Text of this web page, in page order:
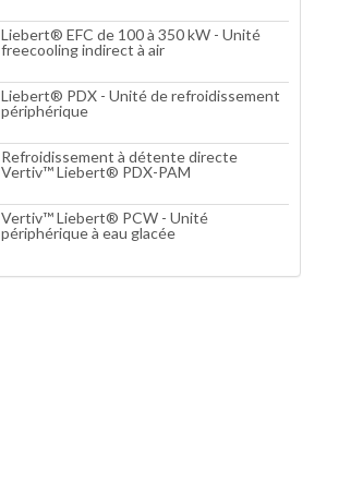
Liebert® EFC de 100 à 350 kW - Unité
freecooling indirect à air
Liebert® PDX - Unité de refroidissement
périphérique
Refroidissement à détente directe
Vertiv™ Liebert® PDX-PAM
Vertiv™ Liebert® PCW - Unité
périphérique à eau glacée